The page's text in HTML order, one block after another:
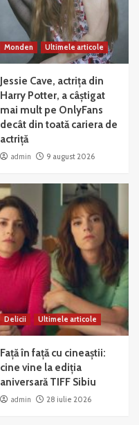
Monden Ultimele articole
Jessie Cave, actrița din
Harry Potter, a câștigat
mai mult pe OnlyFans
decât din toată cariera de
actriță
admin 9 august 2026
Delicii Ultimele articole
Față în față cu cineaștii:
cine vine la ediția
aniversară TIFF Sibiu
admin 28 iulie 2026